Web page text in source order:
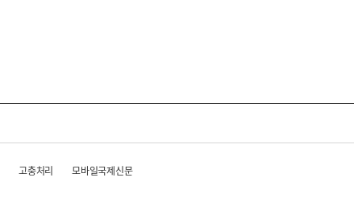
고충처리
모바일국제신문